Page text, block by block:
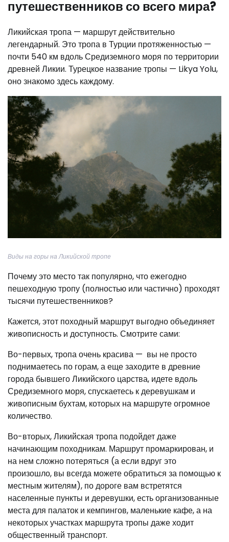
путешественников со всего мира?
Ликийская тропа — маршрут действительно
легендарный. Это тропа в Турции протяженностью —
почти 540 км вдоль Средиземного моря по территории
древней Ликии. Турецкое название тропы — Likya Yolu,
оно знакомо здесь каждому.
Виды на горы на Ликийской тропе
Почему это место так популярно, что ежегодно
пешеходную тропу (полностью или частично) проходят
тысячи путешественников?
Кажется, этот походный маршрут выгодно объединяет
живописность и доступность. Смотрите сами:
Во-первых, тропа очень красива — вы не просто
поднимаетесь по горам, а еще заходите в древние
города бывшего Ликийского царства, идете вдоль
Средиземного моря, спускаетесь к деревушкам и
живописным бухтам, которых на маршруте огромное
количество.
Во-вторых, Ликийская тропа подойдет даже
начинающим походникам. Маршрут промаркирован, и
на нем сложно потеряться (а если вдруг это
произошло, вы всегда можете обратиться за помощью к
местным жителям), по дороге вам встретятся
населенные пункты и деревушки, есть организованные
места для палаток и кемпингов, маленькие кафе, а на
некоторых участках маршрута тропы даже ходит
общественный транспорт.